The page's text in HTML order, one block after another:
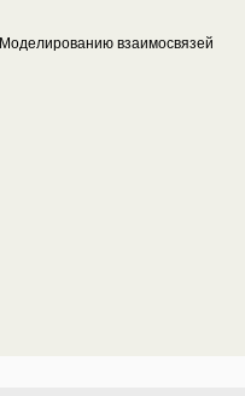
Моделированию взаимосвязей